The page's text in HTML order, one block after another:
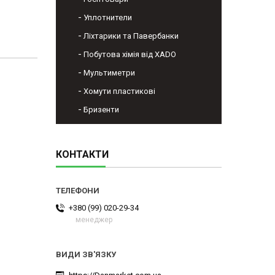
Уплотнители
Ліхтарики та Павербанки
Побутова хімія від XADO
Мультиметри
Хомути пластикові
Бризенти
КОНТАКТИ
+380 (99) 020-29-34
менеджер